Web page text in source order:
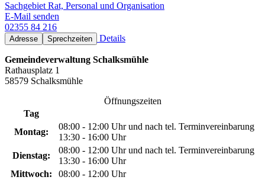
Sachgebiet Rat, Personal und Organisation
E-Mail senden
02355 84 216
Adresse Sprechzeiten Details
Gemeindeverwaltung Schalksmühle
Rathausplatz 1
58579 Schalksmühle
Öffnungszeiten
Tag
Montag:
08:00 - 12:00 Uhr und nach tel. Terminvereinbarung
13:30 - 16:00 Uhr
Dienstag:
08:00 - 12:00 Uhr und nach tel. Terminvereinbarung
13:30 - 16:00 Uhr
Mittwoch:
08:00 - 12:00 Uhr